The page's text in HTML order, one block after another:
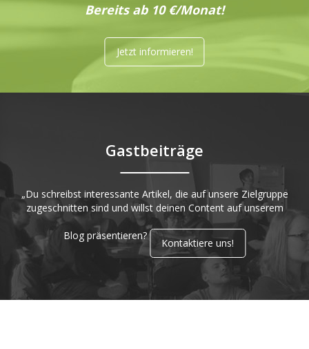
Bereits ab 10 €/Monat!
Jetzt informieren!
Gastbeiträge
„Du schreibst interessante Artikel, die auf unsere Zielgruppe
zugeschnitten sind und willst deinen Content auf unserem
Blog präsentieren?
Kontaktiere uns!